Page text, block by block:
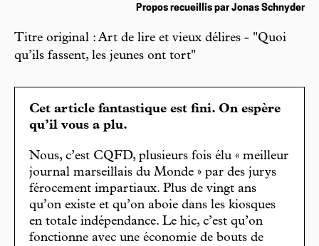
Propos recueillis par Jonas Schnyder
Titre original : Art de lire et vieux délires - "Quoi
qu’ils fassent, les jeunes ont tort"
Cet article fantastique est fini. On espère
qu’il vous a plu.
Nous, c’est CQFD, plusieurs fois élu « meilleur
journal marseillais du Monde » par des jurys
férocement impartiaux. Plus de vingt ans
qu’on existe et qu’on aboie dans les kiosques
en totale indépendance. Le hic, c’est qu’on
fonctionne avec une économie de bouts de